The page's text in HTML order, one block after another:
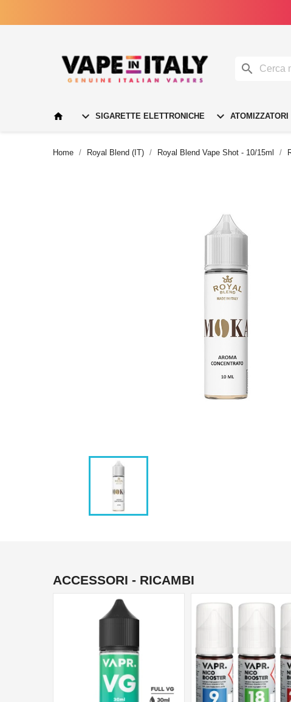

  SIGARETTE ELETTRONICHE  ATOMIZZATORI
Home Royal Blend (IT) Royal Blend Vape Shot - 10/15ml
ACCESSORI - RICAMBI